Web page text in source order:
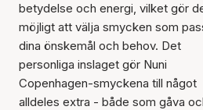
betydelse och energi, vilket gör
möjligt att välja smycken som
dina önskemål och behov. Det
personliga inslaget gör Nuni
Copenhagen-smyckena till något
alldeles extra - både som gåva